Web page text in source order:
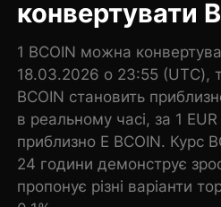
конвертувати
1 BCOIN можна
18.03.2026 о 23:55 (UTC),
BCOIN становить
в реальному часі, за 1
приблизно E BCOIN. Курс
24 години демонструє
пропонує різні варіанти